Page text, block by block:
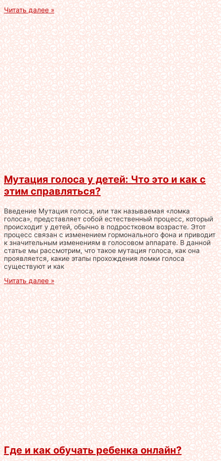
Читать далее »
Мутация голоса у детей: Что это и как с
этим справляться?
Введение Мутация голоса, или так называемая «ломка
голоса», представляет собой естественный процесс, который
происходит у детей, обычно в подростковом возрасте. Этот
процесс связан с изменением гормонального фона и приводит
к значительным изменениям в голосовом аппарате. В данной
статье мы рассмотрим, что такое мутация голоса, как она
проявляется, какие этапы прохождения ломки голоса
существуют и как
Читать далее »
Где и как обучать ребенка онлайн?